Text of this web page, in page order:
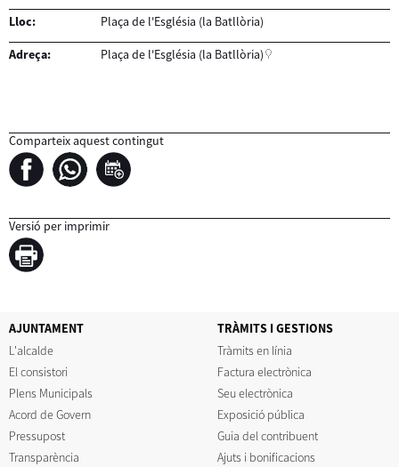
Lloc: Plaça de l'Església (la Batllòria)
Adreça: Plaça de l'Església (la Batllòria)
Comparteix aquest contingut
Versió per imprimir
AJUNTAMENT
L'alcalde
El consistori
Plens Municipals
Acord de Govern
Pressupost
Transparència
TRÀMITS I GESTIONS
Tràmits en línia
Factura electrònica
Seu electrònica
Exposició pública
Guia del contribuent
Ajuts i bonificacions